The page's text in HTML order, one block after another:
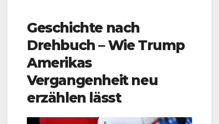
Geschichte nach
Drehbuch – Wie Trump
Amerikas
Vergangenheit neu
erzählen lässt